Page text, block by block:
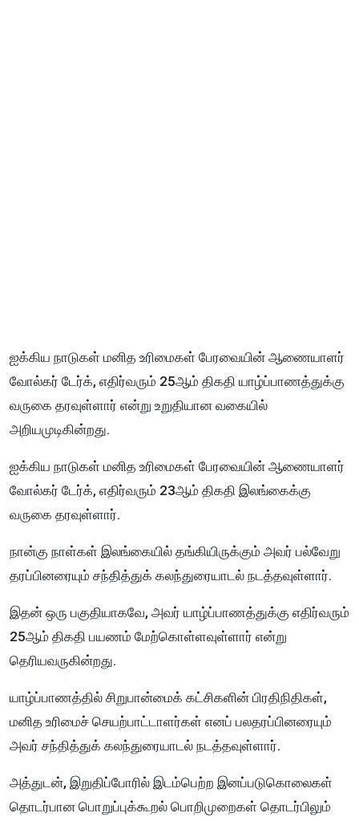
ஐக்கிய நாடுகள் மனித உரிமைகள் பேரவையின் ஆணையாளர்
வோல்கர் டேர்க், எதிர்வரும் 25ஆம் திகதி யாழ்ப்பாணத்துக்கு
வருகை தரவுள்ளார் என்று உறுதியான வகையில்
அறியமுடிகின்றது.
ஐக்கிய நாடுகள் மனித உரிமைகள் பேரவையின் ஆணையாளர்
வோல்கர் டேர்க், எதிர்வரும் 23ஆம் திகதி இலங்கைக்கு
வருகை தரவுள்ளார்.
நான்கு நாள்கள் இலங்கையில் தங்கியிருக்கும் அவர் பல்வேறு
தரப்பினரையும் சந்தித்துக் கலந்துரையாடல் நடத்தவுள்ளார்.
இதன் ஒரு பகுதியாகவே, அவர் யாழ்ப்பாணத்துக்கு எதிர்வரும்
25ஆம் திகதி பயணம் மேற்கொள்ளவுள்ளார் என்று
தெரியவருகின்றது.
யாழ்ப்பாணத்தில் சிறுபான்மைக் கட்சிகளின் பிரதிநிதிகள்,
மனித உரிமைச் செயற்பாட்டாளர்கள் எனப் பலதரப்பினரையும்
அவர் சந்தித்துக் கலந்துரையாடல் நடத்தவுள்ளார்.
அத்துடன், இறுதிப்போரில் இடம்பெற்ற இனப்படுகொலைகள்
தொடர்பான பொறுப்புக்கூறல் பொறிமுறைகள் தொடர்பிலும்